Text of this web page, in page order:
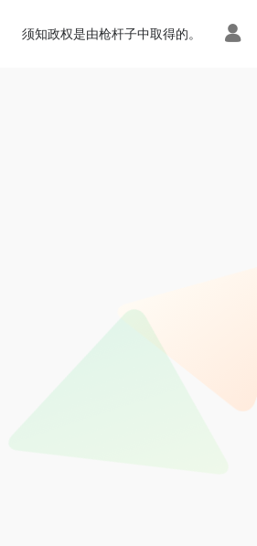
须知政权是由枪杆子中取得的。